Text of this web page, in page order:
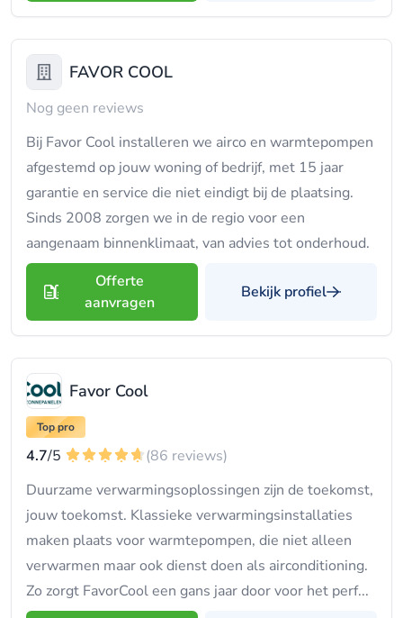
FAVOR COOL
Nog geen reviews
Bij Favor Cool installeren we airco en warmtepompen
afgestemd op jouw woning of bedrijf, met 15 jaar
garantie en service die niet eindigt bij de plaatsing.
Sinds 2008 zorgen we in de regio voor een
aangenaam binnenklimaat, van advies tot onderhoud.
Offerte
aanvragen
Bekijk profiel
Favor Cool
Top pro
4.7/5
(86 reviews)
Duurzame verwarmingsoplossingen zijn de toekomst,
jouw toekomst. Klassieke verwarmingsinstallaties
maken plaats voor warmtepompen, die niet alleen
verwarmen maar ook dienst doen als airconditioning.
Zo zorgt FavorCool een gans jaar door voor het perf...